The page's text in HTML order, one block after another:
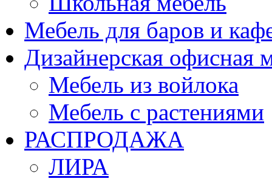
Мебель для баров и
Дизайнерская офисная
Мебель из войлока
Мебель с растениями
РАСПРОДАЖА
ЛИРА